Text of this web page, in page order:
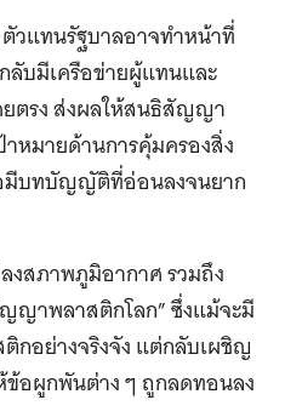
ตัวแทนรัฐบาลอาจทำหน้าที่
บมีเครือข่ายผู้แทนและ
ตรง ส่งผลให้สนธิสัญญา
หมายด้านการคุ้มครองสิ่ง
มีบทบัญญัติที่อ่อนลงจนยาก
งสภาพภูมิอากาศ รวมถึง
ญาพลาสติกโลก” ซึ่งแม้จะมี
อย่างจริงจัง แต่กลับเผชิญ
อผูกพันต่าง ๆ ถูกลดทอนลง